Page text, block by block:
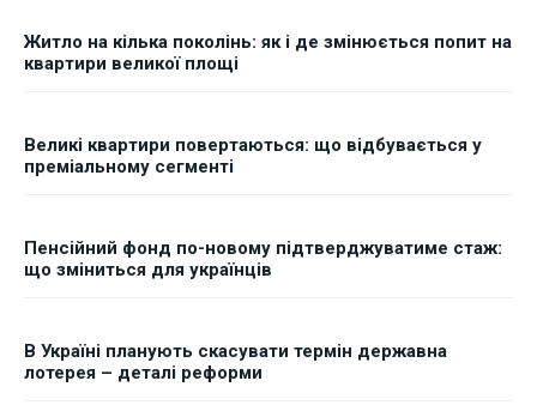
Житло на кілька поколінь: як і де змінюється попит на
квартири великої площі
Великі квартири повертаються: що відбувається у
преміальному сегменті
Пенсійний фонд по-новому підтверджуватиме стаж:
що зміниться для українців
В Україні планують скасувати термін державна
лотерея – деталі реформи